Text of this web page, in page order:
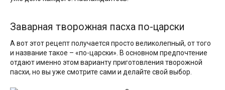
Заварная творожная пасха по-царски
А вот этот рецепт получается просто великолепный, от того
и название такое – «по-царски». В основном предпочтение
отдают именно этом варианту приготовления творожной
пасхи, но вы уже смотрите сами и делайте свой выбор.